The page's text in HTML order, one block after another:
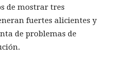
de mostrar tres
fuertes alicientes y
de problemas de